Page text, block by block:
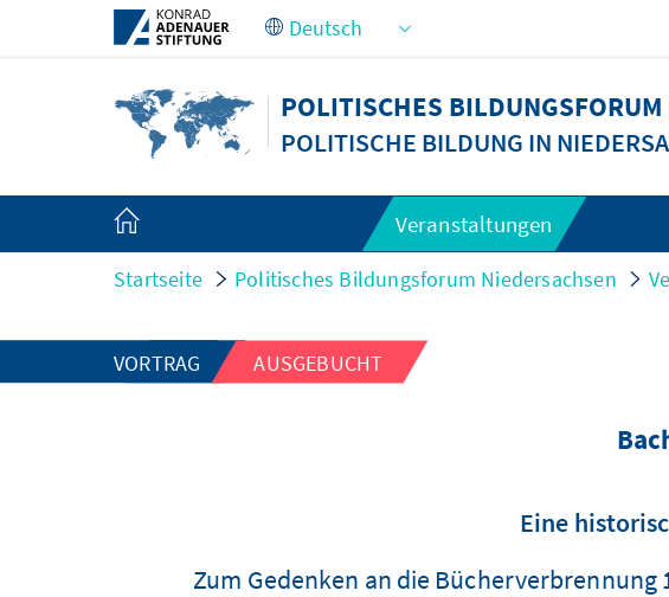
Zum Hauptinhalt springen
POLITISCHES
POLITISCHE BILDUNG IN
Veranstaltungen
Startseite Politisches Bildungsforum Niedersachsen
VORTRAG AUSGEBUCHT
Eine
Zum Gedenken an die Bücherverbrennung